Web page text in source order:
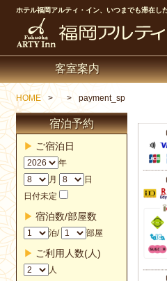
ホテル福岡アルティ・イン、いつまでも滞在し
客室案内
HOME payment_sp
宿泊予約
ご宿泊日
年
月
日
日付未定
宿泊数/部屋数
泊/ 部屋
ご利用人数(人)
人